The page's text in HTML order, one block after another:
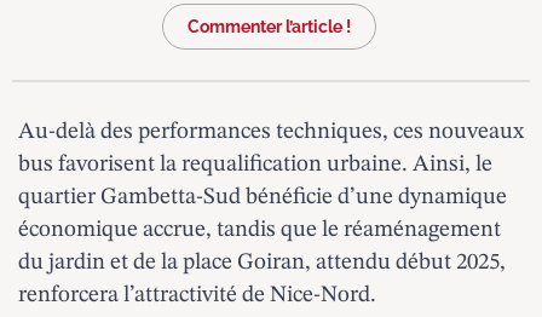
Commenter l’article !
Au-delà des performances techniques, ces nouveaux
bus favorisent la requalification urbaine. Ainsi, le
quartier Gambetta-Sud bénéficie d’une dynamique
économique accrue, tandis que le réaménagement
du jardin et de la place Goiran, attendu début 2025,
renforcera l’attractivité de Nice-Nord.